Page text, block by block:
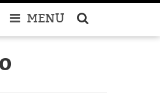
MENU